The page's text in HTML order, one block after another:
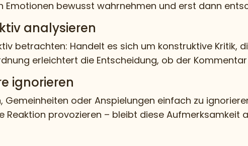
Emotionen bewusst wahrnehmen und erst dann
analysieren
betrachten: Handelt es sich um konstruktive Kritik,
erleichtert die Entscheidung, ob der
ignorieren
oder Anspielungen einfach zu
Reaktion provozieren – bleibt diese Aufmerksamkeit